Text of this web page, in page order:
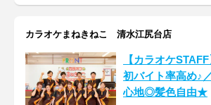
カラオケまねきねこ 清水江尻台店
【カラオケ
初バイト率高め♪
心地◎髪色自由★